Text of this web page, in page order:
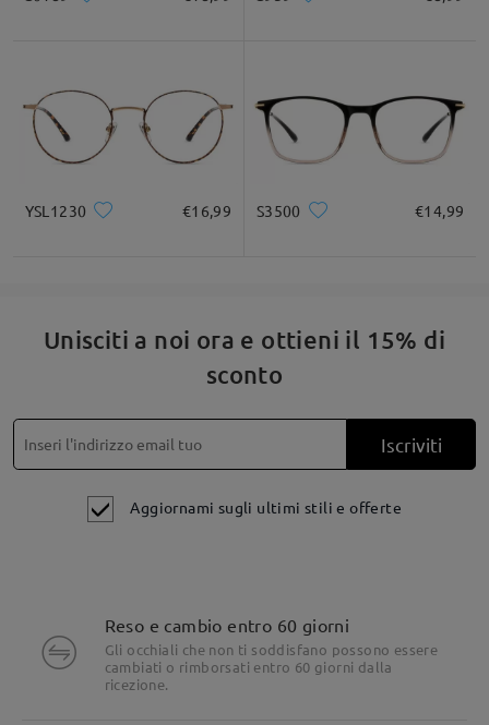
inconveniente ciò possa averti causato.
nei giorni feriali e 48 ore nei fine settimana. L'email
potrebbe essere finita nella cartella spam/posta
indesiderata. Ti preghiamo di controllare anche lì.
YSL1230 €16,99 S3500 €14,99
Unisciti a noi ora e ottieni il 15% di
sconto
Iscriviti
Aggiornami sugli ultimi stili e offerte
Reso e cambio entro 60 giorni
Gli occhiali che non ti soddisfano possono essere
cambiati o rimborsati entro 60 giorni dalla
ricezione.